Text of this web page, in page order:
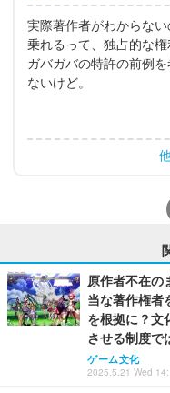
実際著作者がわからな
乗れるって、独占的な
ガバガバの特許の前例
ないけど。
原作者不在の
当な著作権
を根拠に？文
させる制度で
ゲーム文化
2025.5.21 Wed